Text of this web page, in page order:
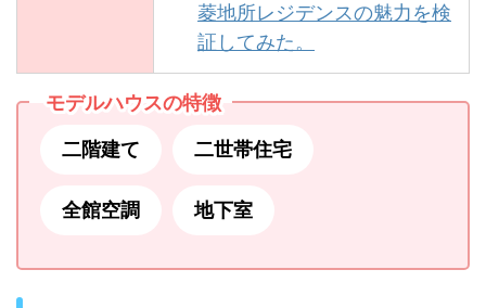
菱地所レジデンスの魅力を検
証してみた。
モデルハウスの特徴
二階建て 二世帯住宅
全館空調 地下室